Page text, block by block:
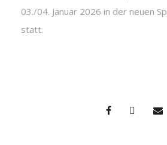
03./04. Januar 2026 in der neuen
statt.